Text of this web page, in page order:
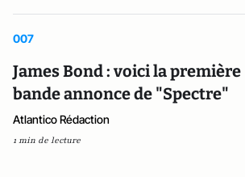
007
James Bond : voici la première
bande annonce de "Spectre"
Atlantico Rédaction
1 min de lecture